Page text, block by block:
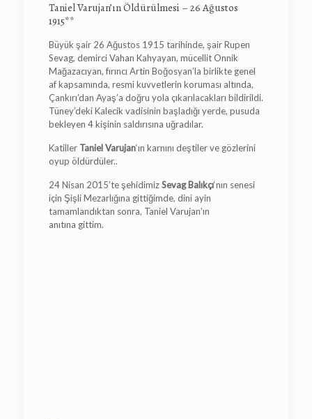
Taniel Varujan’ın Öldürülmesi – 26 Ağustos
1915**
Büyük şair 26 Ağustos 1915 tarihinde, şair Rupen
Sevag, demirci Vahan Kahyayan, mücellit Onnik
Mağazacıyan, fırıncı Artin Boğosyan’la birlikte genel
af kapsamında, resmi kuvvetlerin koruması altında,
Çankırı’dan Ayaş’a doğru yola çıkarılacakları bildirildi.
Tüney’deki Kalecik vadisinin başladığı yerde, pusuda
bekleyen 4 kişinin saldırısına uğradılar.
KatillerTaniel Varujan‘ın karnını deştiler ve gözlerini
oyup öldürdüler..
24 Nisan 2015’te şehidimizSevag Balıkçı‘nın senesi
için Şişli Mezarlığına gittiğimde, dini ayin
tamamlandıktan sonra, Taniel Varujan’ın
anıtına gittim.